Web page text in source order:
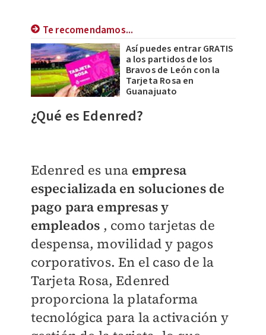
Te recomendamos...
Así puedes entrar GRATIS
a los partidos de los
Bravos de León con la
Tarjeta Rosa en
Guanajuato
¿Qué es Edenred?
Edenred es una empresa
especializada en soluciones de
pago para empresas y
empleados , como tarjetas de
despensa, movilidad y pagos
corporativos. En el caso de la
Tarjeta Rosa, Edenred
proporciona la plataforma
tecnológica para la activación y